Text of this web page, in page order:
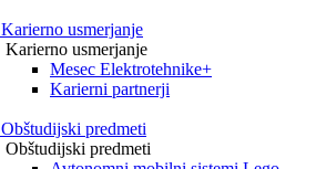
Karierno usmerjanje
Karierno usmerjanje
Mesec Elektrotehnike+
Karierni partnerji
Obštudijski predmeti
Obštudijski predmeti